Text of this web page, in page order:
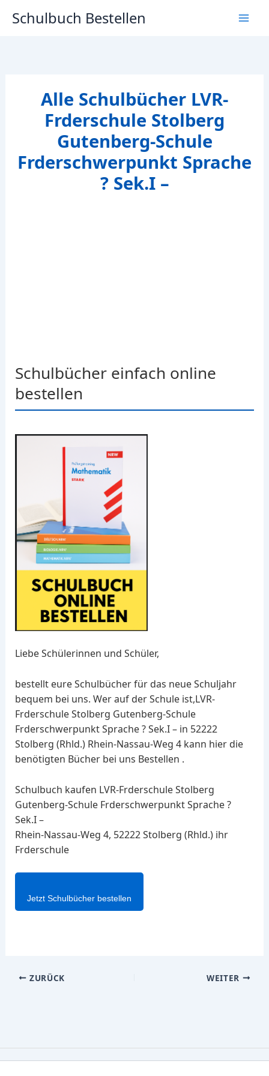
InhaltSchulbuch Bestellen
Alle Schulbücher LVR-
Frderschule Stolberg
Gutenberg-Schule
Frderschwerpunkt Sprache
? Sek.I –
Schulbücher einfach online
bestellen
Liebe Schülerinnen und Schüler,
bestellt eure Schulbücher für das neue Schuljahr
bequem bei uns. Wer auf der Schule ist,LVR-
Frderschule Stolberg Gutenberg-Schule
Frderschwerpunkt Sprache ? Sek.I – in 52222
Stolberg (Rhld.) Rhein-Nassau-Weg 4 kann hier die
benötigten Bücher bei uns Bestellen .
Schulbuch kaufen LVR-Frderschule Stolberg
Gutenberg-Schule Frderschwerpunkt Sprache ?
Sek.I –
Rhein-Nassau-Weg 4, 52222 Stolberg (Rhld.) ihr
Frderschule
Jetzt Schulbücher bestellen
ZURÜCK WEITER